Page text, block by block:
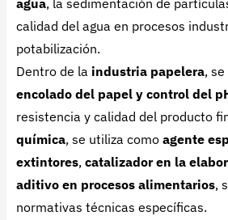
agua, la sedimentación de
calidad del agua en procesos
potabilización.
Dentro de la industria papelera,
encolado del papel y control del
resistencia y calidad del producto
química, se utiliza como agente
extintores, catalizador en la
aditivo en procesos alimentarios,
normativas técnicas específicas.